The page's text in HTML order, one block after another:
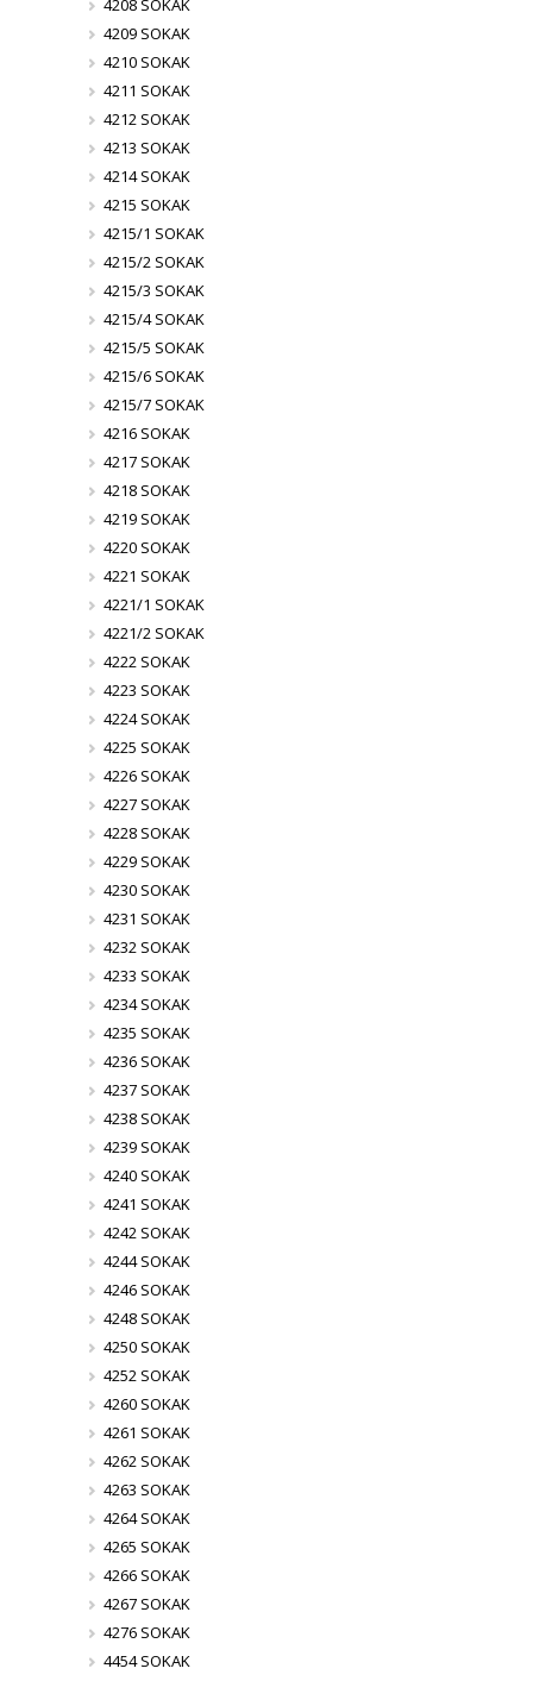
4208 SOKAK
4209 SOKAK
4210 SOKAK
4211 SOKAK
4212 SOKAK
4213 SOKAK
4214 SOKAK
4215 SOKAK
4215/1 SOKAK
4215/2 SOKAK
4215/3 SOKAK
4215/4 SOKAK
4215/5 SOKAK
4215/6 SOKAK
4215/7 SOKAK
4216 SOKAK
4217 SOKAK
4218 SOKAK
4219 SOKAK
4220 SOKAK
4221 SOKAK
4221/1 SOKAK
4221/2 SOKAK
4222 SOKAK
4223 SOKAK
4224 SOKAK
4225 SOKAK
4226 SOKAK
4227 SOKAK
4228 SOKAK
4229 SOKAK
4230 SOKAK
4231 SOKAK
4232 SOKAK
4233 SOKAK
4234 SOKAK
4235 SOKAK
4236 SOKAK
4237 SOKAK
4238 SOKAK
4239 SOKAK
4240 SOKAK
4241 SOKAK
4242 SOKAK
4244 SOKAK
4246 SOKAK
4248 SOKAK
4250 SOKAK
4252 SOKAK
4260 SOKAK
4261 SOKAK
4262 SOKAK
4263 SOKAK
4264 SOKAK
4265 SOKAK
4266 SOKAK
4267 SOKAK
4276 SOKAK
4454 SOKAK